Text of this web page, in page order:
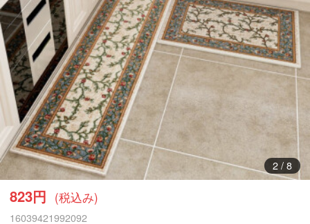
3/ 8
823円 (税込み)
16039421992092